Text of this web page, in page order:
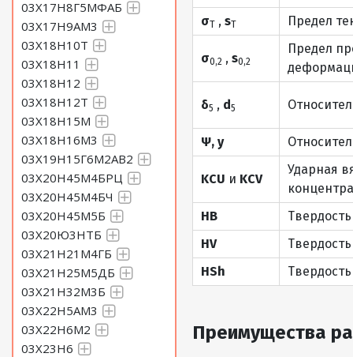
03Х17Н8Г5МФАБ
03Х17Н9АМ3
03Х18Н10Т
03Х18Н11
03Х18Н12
03Х18Н12Т
03Х18Н15М
03Х18Н16М3
03Х19Н15Г6М2АВ2
03Х20Н45М4БРЦ
03Х20Н45М4БЧ
03Х20Н45М5Б
03Х20Ю3НТБ
03Х21Н21М4ГБ
03Х21Н25М5ДБ
03Х21Н32М3Б
03Х22Н5АМ3
03Х22Н6М2
03Х23Н6
σТ ,sТ Предел
σ0,2 ,s0,2
Предел
δ5 , d5
Ψ, y
KCU и KCV
Ударная
HB
HV
HSh
Преимущества